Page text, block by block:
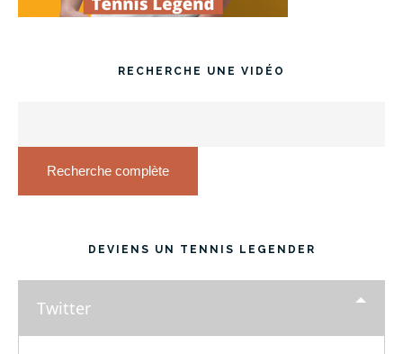
RECHERCHE UNE VIDÉO
Recherche complète
DEVIENS UN TENNIS LEGENDER
Twitter